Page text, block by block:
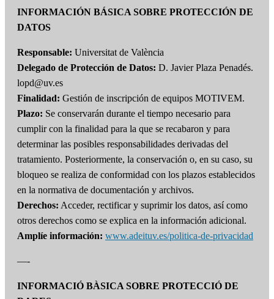
INFORMACIÓN BÁSICA SOBRE PROTECCIÓN DE
DATOS
Responsable: Universitat de València
Delegado de Protección de Datos: D. Javier Plaza Penadés.
lopd@uv.es
Finalidad: Gestión de inscripción de equipos MOTIVEM.
Plazo: Se conservarán durante el tiempo necesario para
cumplir con la finalidad para la que se recabaron y para
determinar las posibles responsabilidades derivadas del
tratamiento. Posteriormente, la conservación o, en su caso, su
bloqueo se realiza de conformidad con los plazos establecidos
en la normativa de documentación y archivos.
Derechos: Acceder, rectificar y suprimir los datos, así como
otros derechos como se explica en la información adicional.
Amplíe información: www.adeituv.es/politica-de-privacidad
—-
INFORMACIÓ BÀSICA SOBRE PROTECCIÓ DE